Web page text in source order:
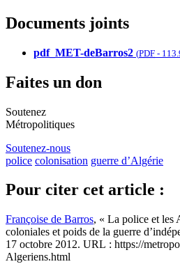
Documents joints
pdf_MET-deBarros2 (PDF -
Faites un don
Soutenez
Métropolitiques
Soutenez-nous
police colonisation guerre d’Algérie
Pour citer cet article :
Françoise de Barros, « La police et les
coloniales et poids de la guerre
17 octobre 2012. URL : https://
Algeriens.html